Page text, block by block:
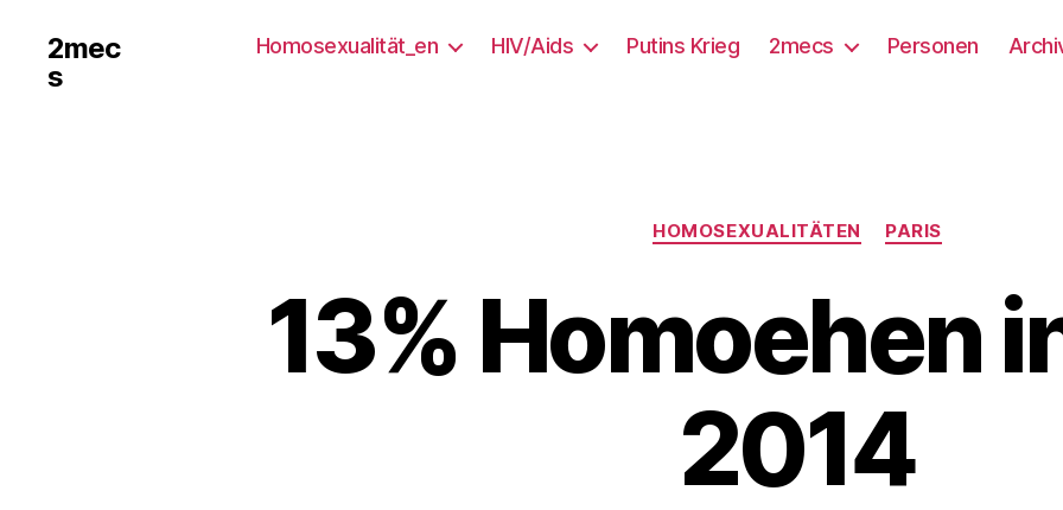
2mec
s
Homosexualität_en HIV/Aids Putins Krieg 2mecs Personen
Kategorien
HOMOSEXUALITÄTEN PARIS
13% Homoehen
2014